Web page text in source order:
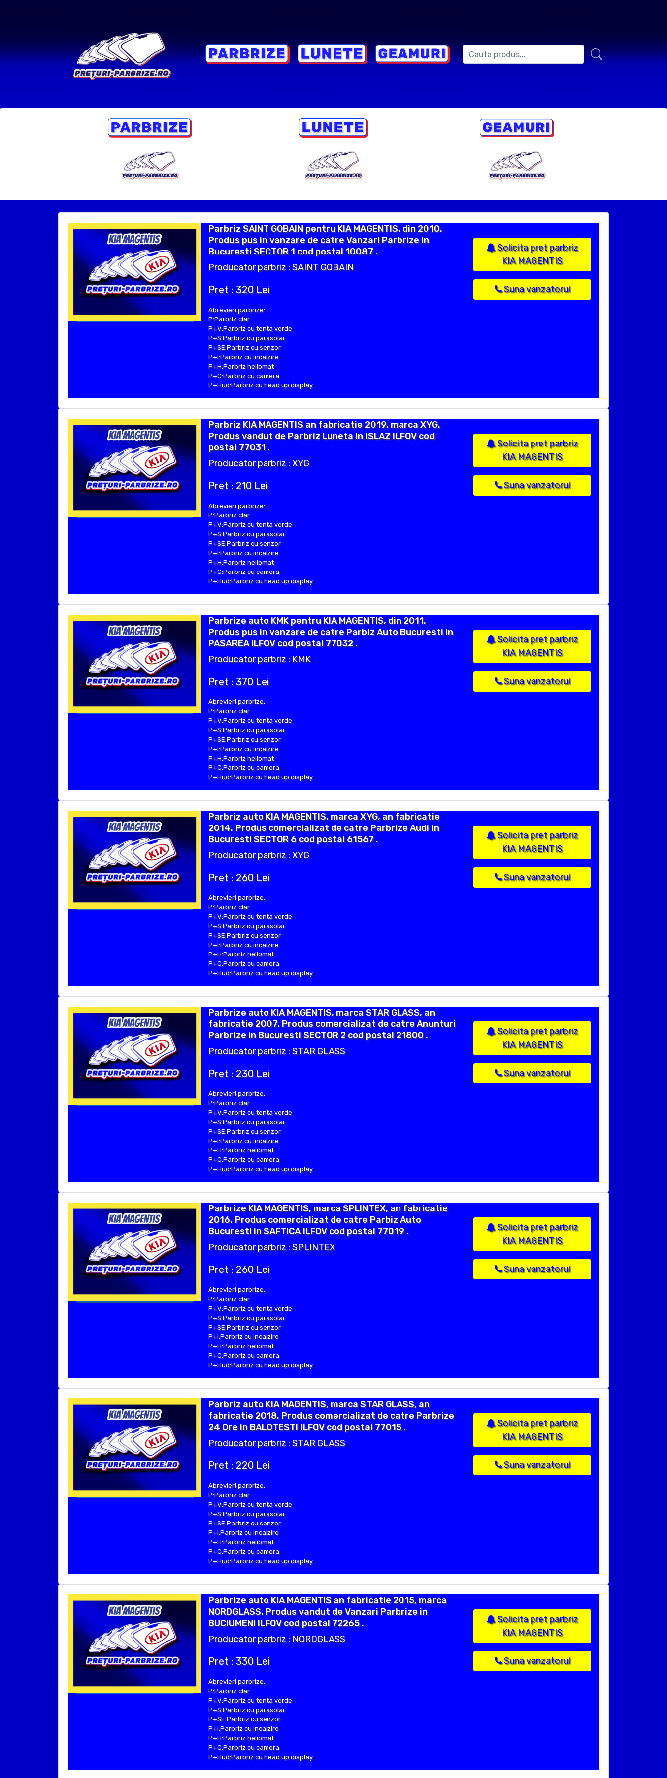
Parbriz SAINT GOBAIN pentru KIA MAGENTIS, din 2010.
Produs pus in vanzare de catre Vanzari Parbrize in
Bucuresti SECTOR 1 cod postal 10087 .
Producator parbriz : SAINT GOBAIN
Pret : 320 Lei
Abrevieri parbrize:
P:Parbriz clar
P+V:Parbriz cu tenta verde
P+S:Parbriz cu parasolar
P+SE:Parbriz cu senzor
P+I:Parbriz cu incalzire
P+H:Parbriz heliomat
P+C:Parbriz cu camera
P+Hud:Parbriz cu head up display
Solicita pret parbriz
KIA MAGENTIS
Suna vanzatorul
Parbriz KIA MAGENTIS an fabricatie 2019, marca XYG.
Produs vandut de Parbriz Luneta in ISLAZ ILFOV cod
postal 77031 .
Producator parbriz : XYG
Pret : 210 Lei
Abrevieri parbrize:
P:Parbriz clar
P+V:Parbriz cu tenta verde
P+S:Parbriz cu parasolar
P+SE:Parbriz cu senzor
P+I:Parbriz cu incalzire
P+H:Parbriz heliomat
P+C:Parbriz cu camera
P+Hud:Parbriz cu head up display
Solicita pret parbriz
KIA MAGENTIS
Suna vanzatorul
Parbrize auto KMK pentru KIA MAGENTIS, din 2011.
Produs pus in vanzare de catre Parbiz Auto Bucuresti in
PASAREA ILFOV cod postal 77032 .
Producator parbriz : KMK
Pret : 370 Lei
Abrevieri parbrize:
P:Parbriz clar
P+V:Parbriz cu tenta verde
P+S:Parbriz cu parasolar
P+SE:Parbriz cu senzor
P+I:Parbriz cu incalzire
P+H:Parbriz heliomat
P+C:Parbriz cu camera
P+Hud:Parbriz cu head up display
Solicita pret parbriz
KIA MAGENTIS
Suna vanzatorul
Parbriz auto KIA MAGENTIS, marca XYG, an fabricatie
2014. Produs comercializat de catre Parbrize Audi in
Bucuresti SECTOR 6 cod postal 61567 .
Producator parbriz : XYG
Pret : 260 Lei
Abrevieri parbrize:
P:Parbriz clar
P+V:Parbriz cu tenta verde
P+S:Parbriz cu parasolar
P+SE:Parbriz cu senzor
P+I:Parbriz cu incalzire
P+H:Parbriz heliomat
P+C:Parbriz cu camera
P+Hud:Parbriz cu head up display
Solicita pret parbriz
KIA MAGENTIS
Suna vanzatorul
Parbrize auto KIA MAGENTIS, marca STAR GLASS, an
fabricatie 2007. Produs comercializat de catre Anunturi
Parbrize in Bucuresti SECTOR 2 cod postal 21800 .
Producator parbriz : STAR GLASS
Pret : 230 Lei
Abrevieri parbrize:
P:Parbriz clar
P+V:Parbriz cu tenta verde
P+S:Parbriz cu parasolar
P+SE:Parbriz cu senzor
P+I:Parbriz cu incalzire
P+H:Parbriz heliomat
P+C:Parbriz cu camera
P+Hud:Parbriz cu head up display
Solicita pret parbriz
KIA MAGENTIS
Suna vanzatorul
Parbrize KIA MAGENTIS, marca SPLINTEX, an fabricatie
2016. Produs comercializat de catre Parbiz Auto
Bucuresti in SAFTICA ILFOV cod postal 77019 .
Producator parbriz : SPLINTEX
Pret : 260 Lei
Abrevieri parbrize:
P:Parbriz clar
P+V:Parbriz cu tenta verde
P+S:Parbriz cu parasolar
P+SE:Parbriz cu senzor
P+I:Parbriz cu incalzire
P+H:Parbriz heliomat
P+C:Parbriz cu camera
P+Hud:Parbriz cu head up display
Solicita pret parbriz
KIA MAGENTIS
Suna vanzatorul
Parbriz auto KIA MAGENTIS, marca STAR GLASS, an
fabricatie 2018. Produs comercializat de catre Parbrize
24 Ore in BALOTESTI ILFOV cod postal 77015 .
Producator parbriz : STAR GLASS
Pret : 220 Lei
Abrevieri parbrize:
P:Parbriz clar
P+V:Parbriz cu tenta verde
P+S:Parbriz cu parasolar
P+SE:Parbriz cu senzor
P+I:Parbriz cu incalzire
P+H:Parbriz heliomat
P+C:Parbriz cu camera
P+Hud:Parbriz cu head up display
Solicita pret parbriz
KIA MAGENTIS
Suna vanzatorul
Parbrize auto KIA MAGENTIS an fabricatie 2015, marca
NORDGLASS. Produs vandut de Vanzari Parbrize in
BUCIUMENI ILFOV cod postal 72265 .
Producator parbriz : NORDGLASS
Pret : 330 Lei
Abrevieri parbrize:
P:Parbriz clar
P+V:Parbriz cu tenta verde
P+S:Parbriz cu parasolar
P+SE:Parbriz cu senzor
P+I:Parbriz cu incalzire
P+H:Parbriz heliomat
P+C:Parbriz cu camera
P+Hud:Parbriz cu head up display
Solicita pret parbriz
KIA MAGENTIS
Suna vanzatorul